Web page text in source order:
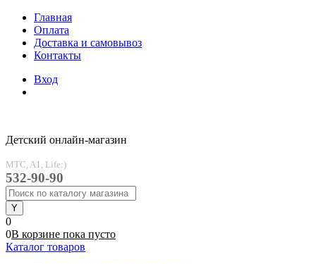
Главная
Оплата
Доставка и самовывоз
Контакты
Вход
Детский онлайн-магазин
MTC, A1, Life:)
532-90-90
0
0В корзине пока пусто
Каталог товаров